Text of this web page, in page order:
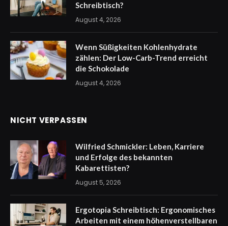
Schreibtisch?
August 4, 2026
Wenn Süßigkeiten Kohlenhydrate
zählen: Der Low-Carb-Trend erreicht
die Schokolade
August 4, 2026
NICHT VERPASSEN
Wilfried Schmickler: Leben, Karriere
und Erfolge des bekannten
Kabarettisten?
August 5, 2026
Ergotopia Schreibtisch: Ergonomisches
Arbeiten mit einem höhenverstellbaren